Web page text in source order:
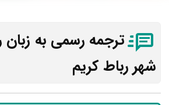
ترجمه رسمی به زبان
شهر رباط کریم